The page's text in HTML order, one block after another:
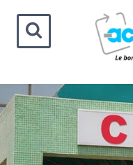
contenu